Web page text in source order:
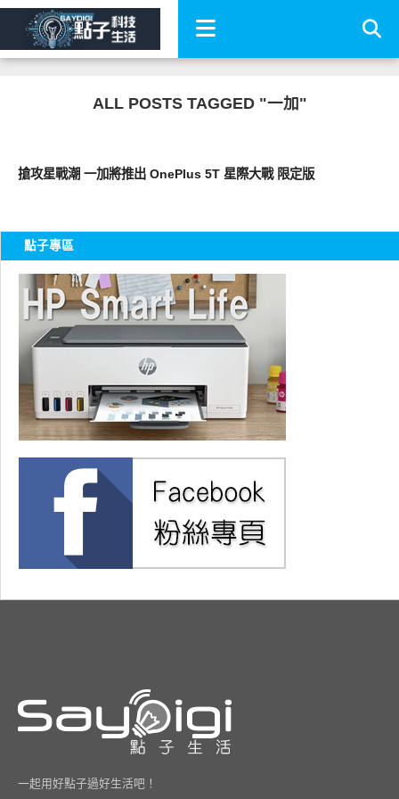
ALL POSTS TAGGED "一加"
搶攻星戰潮 一加將推出 OnePlus 5T 星際大戰 限定版
點子專區
一起用好點子過好生活吧！